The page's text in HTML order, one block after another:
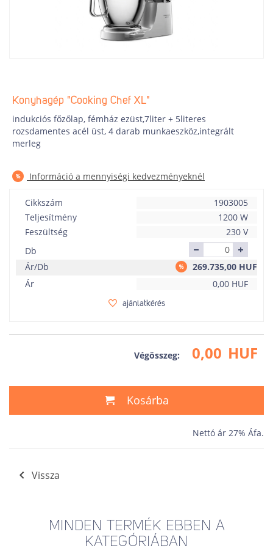
Konyhagép "Cooking Chef XL"
indukciós főzőlap, fémház ezüst,7liter + 5literes
rozsdamentes acél üst, 4 darab munkaeszköz,integrált
merleg
Információ a mennyiségi kedvezményeknél
Cikkszám
1903005
Teljesítmény
1200 W
Feszültség
230 V
Db
Ár/Db
269.735,00 HUF
Ár
0,00 HUF
ajánlatkérés
Végösszeg: 0,00 HUF
Kosárba
Nettó ár 27% Áfa.
Vissza
MINDEN TERMÉK EBBEN A
KATEGÓRIÁBAN